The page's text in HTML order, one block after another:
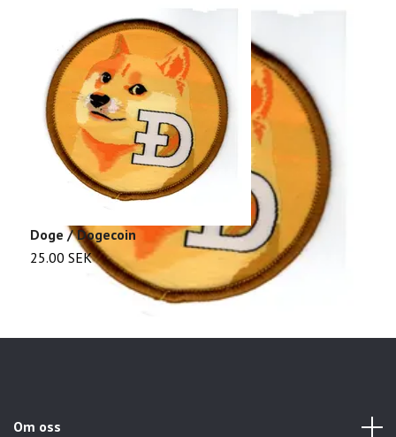
Doge / Dogecoin
25.00 SEK
Om oss